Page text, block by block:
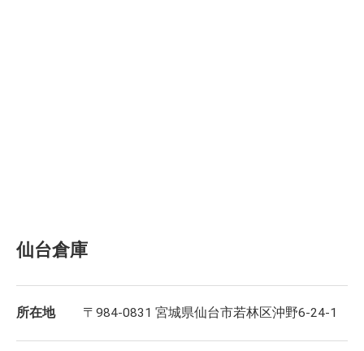
仙台倉庫
所在地 〒984-0831 宮城県仙台市若林区沖野6-24-1